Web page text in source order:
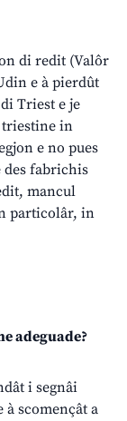
di redit (Valôr
e à pierdût
Triest e je
triestine in
e no pues
des fabrichis
mancul
particolâr, in
adeguade?
i segnâi
scomençât a